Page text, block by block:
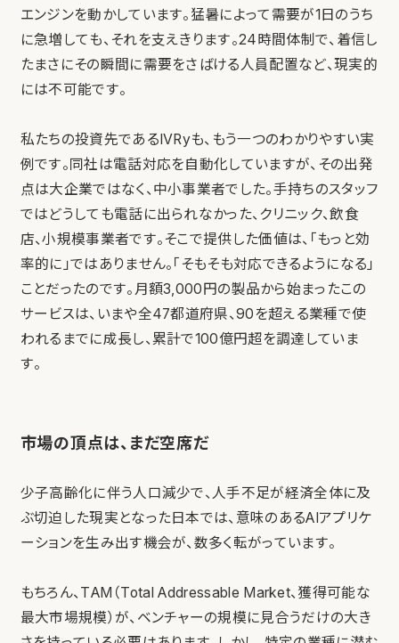
エンジンを動かしています。猛暑によって需要が1日のうち
に急増しても、それを支えきります。24時間体制で、着信し
たまさにその瞬間に需要をさばける人員配置など、現実的
には不可能です。
私たちの投資先であるIVRyも、もう一つのわかりやすい実
例です。同社は電話対応を自動化していますが、その出発
点は大企業ではなく、中小事業者でした。手持ちのスタッフ
ではどうしても電話に出られなかった、クリニック、飲食
店、小規模事業者です。そこで提供した価値は、「もっと効
率的に」ではありません。「そもそも対応できるようになる」
ことだったのです。月額3,000円の製品から始まったこの
サービスは、いまや全47都道府県、90を超える業種で使
われるまでに成長し、累計で100億円超を調達していま
す。
市場の頂点は、まだ空席だ
少子高齢化に伴う人口減少で、人手不足が経済全体に及
ぶ切迫した現実となった日本では、意味のあるAIアプリケ
ーションを生み出す機会が、数多く転がっています。
もちろん、TAM（Total Addressable Market、獲得可能な
最大市場規模）が、ベンチャーの規模に見合うだけの大き